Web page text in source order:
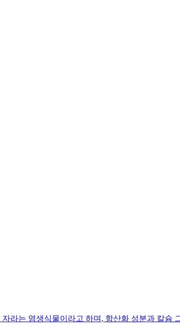
라는 염생식물이라고 하며, 항산화 성분과 칼슘